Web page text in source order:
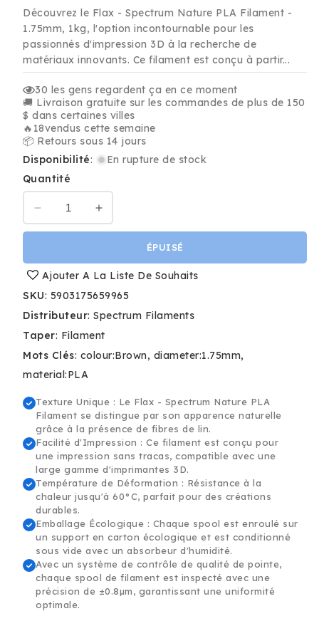
habituelpromotionnel
Découvrez le Flax - Spectrum Nature PLA Filament -
1.75mm, 1kg, l'option incontournable pour les
passionnés d'impression 3D à la recherche de
matériaux innovants. Ce filament est conçu à partir...
30 les gens regardent ça en ce moment
🚚 Livraison gratuite sur les commandes de plus de 150
$ dans certaines villes
🔥 18vendus cette semaine
📦 Retours sous 14 jours
Disponibilité:
En rupture de stock
Quantité
Réduire
la
Lin
-
Spectrum
Nature
PLA
Filament
-
1.75mm,
Augmenter
la
Lin
-
Spectrum
Nature
PLA
Filament
-
ÉPUISÉ
Ajouter A La Liste De Souhaits
SKU: 5903175659965
Distributeur: Spectrum Filaments
Taper: Filament
Mots Clés: colour:Brown diameter:1.75mm
material:PLA
Texture Unique : Le Flax - Spectrum Nature PLA
Filament se distingue par son apparence naturelle
grâce à la présence de fibres de lin.
Facilité d'Impression : Ce filament est conçu pour
une impression sans tracas, compatible avec une
large gamme d'imprimantes 3D.
Température de Déformation : Résistance à la
chaleur jusqu'à 60°C, parfait pour des créations
durables.
Emballage Écologique : Chaque spool est enroulé sur
un support en carton écologique et est conditionné
sous vide avec un absorbeur d'humidité.
Avec un système de contrôle de qualité de pointe,
chaque spool de filament est inspecté avec une
précision de ±0.8µm, garantissant une uniformité
optimale.